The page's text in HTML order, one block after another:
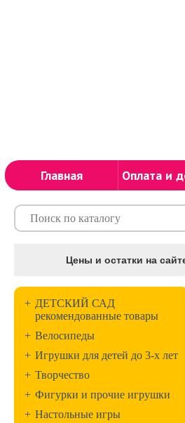
Главная Оплата и
Цены и остатки на
+ ДЕТСКИЙ САД
рекомендованные товары
+ Велосипеды
+ Игрушки для детей до 3-х лет
+ Творчество
+ Фигурки и прочие игрушки
+ Настольные игры